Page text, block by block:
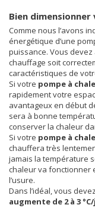
Bien
Comme nous l’avons
énergétique d’une
puissance. Vous
chauffage soit
caractéristiques de
Si votre pompe à
rapidement votre
avantageux en début
sera à bonne
conserver la chaleur
Si votre pompe à
chauffera très
jamais la température
chaleur va fonctionner
l’usure.
Dans l’idéal, vous
augmente de 2 à 3